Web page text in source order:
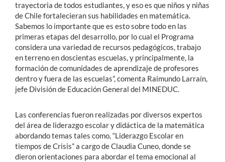
trayectoria de todos estudiantes, y eso es que niños y niñas
de Chile fortalecieran sus habilidades en matemática.
Sabemos lo importante que es esto sobre todo en las
primeras etapas del desarrollo, por lo cual el Programa
considera una variedad de recursos pedagógicos, trabajo
en terreno en doscientas escuelas, y principalmente, la
formación de comunidades de aprendizaje de profesores
dentro y fuera de las escuelas”, comenta Raimundo Larraín,
jefe División de Educación General del MINEDUC.
Las conferencias fueron realizadas por diversos expertos
del área de liderazgo escolar y didáctica de la matemática
abordando temas tales como, “Liderazgo Escolar en
tiempos de Crisis” a cargo de Claudia Cuneo, donde se
dieron orientaciones para abordar el tema emocional al